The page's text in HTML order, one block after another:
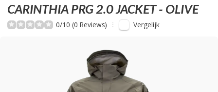
CARINTHIA PRG 2.0 JACKET - OLIVE
0/10 (0 Reviews) Vergelijk